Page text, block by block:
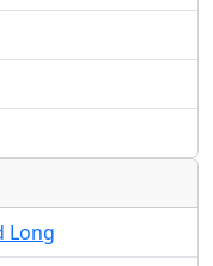
Long